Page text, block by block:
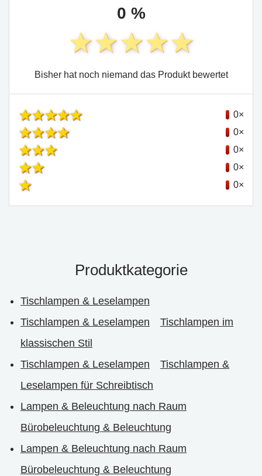
0 %
Bisher hat noch niemand das Produkt bewertet
0×
0×
0×
0×
0×
Produktkategorie
Tischlampen & Leselampen
Tischlampen & Leselampen
Tischlampen im
klassischen Stil
Tischlampen & Leselampen
Tischlampen &
Leselampen für Schreibtisch
Lampen & Beleuchtung nach Raum
Bürobeleuchtung & Beleuchtung
Lampen & Beleuchtung nach Raum
Bürobeleuchtung & Beleuchtung